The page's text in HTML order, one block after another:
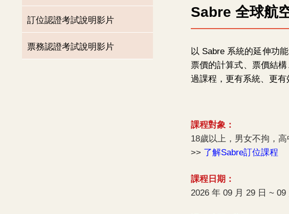
訂位認證考試說明影片
票務認證考試說明影片
Sabre 全球航
以 Sabre 系統的延伸功
票價的計算式、票價結
過課程，更有系統、更有
課程對象：
18歲以上，男女不拘，
>> 了解Sabre訂位課程
課程日期：
2026 年 09 月 29 日 ~